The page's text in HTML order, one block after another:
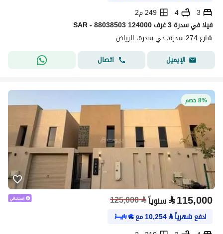
3
4
249 م2
فیلا في سدرة 3 غرف 124000 SAR - 88038503
شارع 274 سدرة، حي سدرة، الرياض
الإيميل
اتصال
8% خصم
⃁115,000 سنوياً⃁
125,000
ادفع شهرياً⃁
10,254مع